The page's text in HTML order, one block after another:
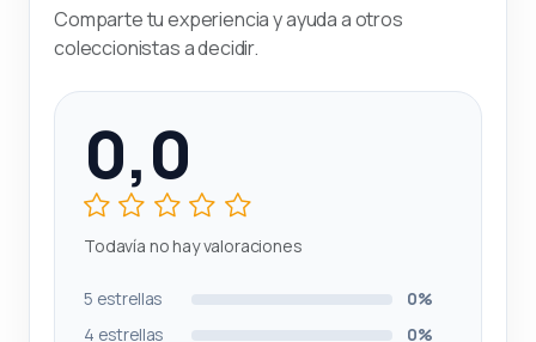
Comparte tu experiencia y ayuda a otros
coleccionistas a decidir.
0,0
Todavía no hay valoraciones
5 estrellas
0%
4 estrellas
0%